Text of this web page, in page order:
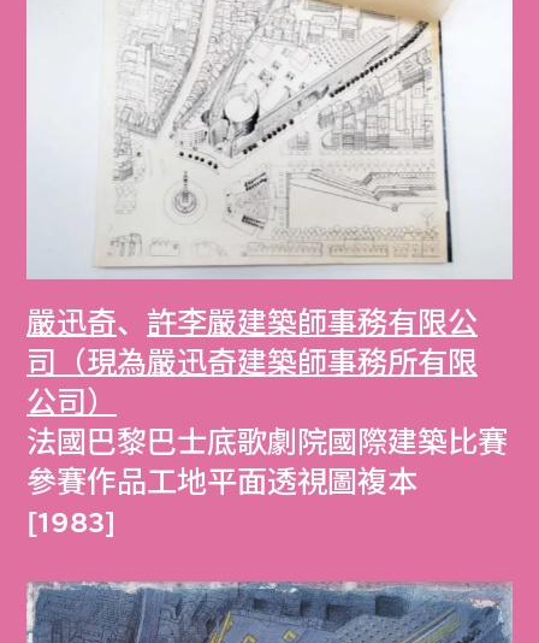
嚴迅奇、 許李嚴建築師事務有限公
司（現為嚴迅奇建築師事務所有限
公司）
法國巴黎巴士底歌劇院國際建築比賽
參賽作品工地平面透視圖複本
[1983]